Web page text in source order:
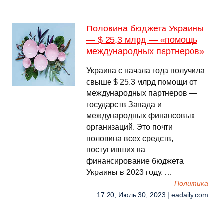
Половина бюджета Украины
— $ 25,3 млрд — «помощь
международных партнеров»
Украина с начала года получила
свыше $ 25,3 млрд помощи от
международных партнеров —
государств Запада и
международных финансовых
организаций. Это почти
половина всех средств,
поступивших на
финансирование бюджета
Украины в 2023 году. …
Политика
17:20, Июль 30, 2023 | eadaily.com